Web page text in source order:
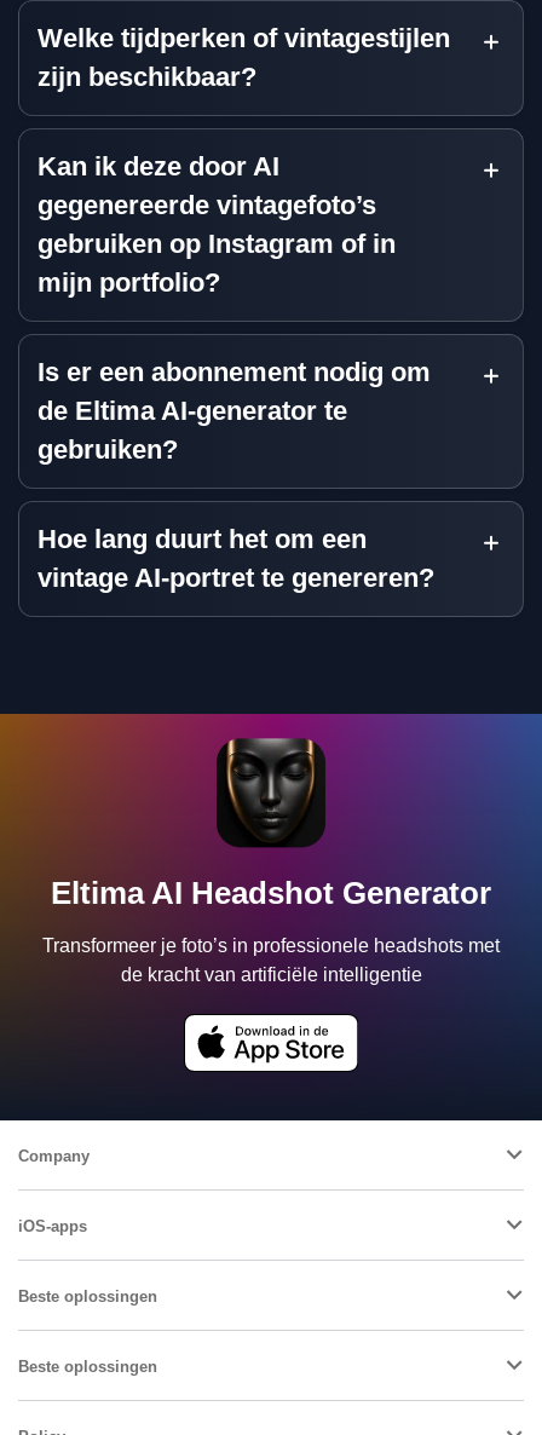
Welke tijdperken of vintagestijlen
zijn beschikbaar?
Kan ik deze door AI
gegenereerde vintagefoto’s
gebruiken op Instagram of in
mijn portfolio?
Is er een abonnement nodig om
de Eltima AI-generator te
gebruiken?
Hoe lang duurt het om een
vintage AI-portret te genereren?
Eltima AI Headshot Generator
Transformeer je foto’s in professionele headshots met
de kracht van artificiële intelligentie
Company
iOS-apps
Beste oplossingen
Beste oplossingen